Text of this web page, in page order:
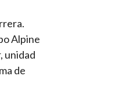
Alpine
unidad
de